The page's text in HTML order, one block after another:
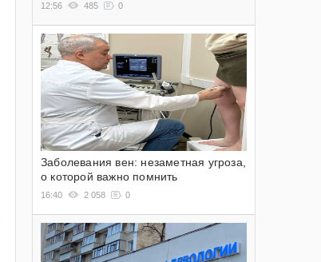
12:56 485 0
Заболевания вен: незаметная угроза,
о которой важно помнить
16:40 2 058 0